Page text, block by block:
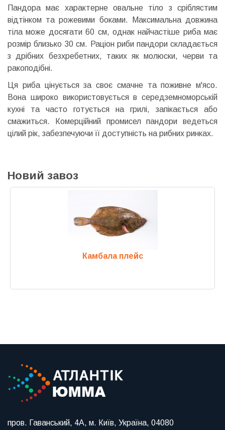
Пандора має характерне овальне тіло з сріблястим
відтінком та рожевими боками. Максимальна довжина
тіла може досягати 60 см, однак найчастіше риба має
розмір близько 30 см. Раціон риби пандори складається
з дрібних безхребетних, таких як молюски, черви та
ракоподібні.
Ця риба цінується за своє смачне та поживне м'ясо.
Вона широко використовується в середземноморській
кухні та часто готується на грилі, запікається або
смажиться. Комерційний промисел пандори ведеться
цілий рік, забезпечуючи її доступність на рибних ринках.
Новий завоз
Камбала плейс
пров. Гаванський, 4А, м. Київ, Україна, 04080